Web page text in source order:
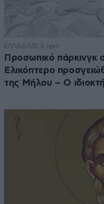
ΕΛΛΑΔΑ35 λ. πριν
Προσωπικό πάρκινγκ
Ελικόπτερο
της Μήλου – Ο